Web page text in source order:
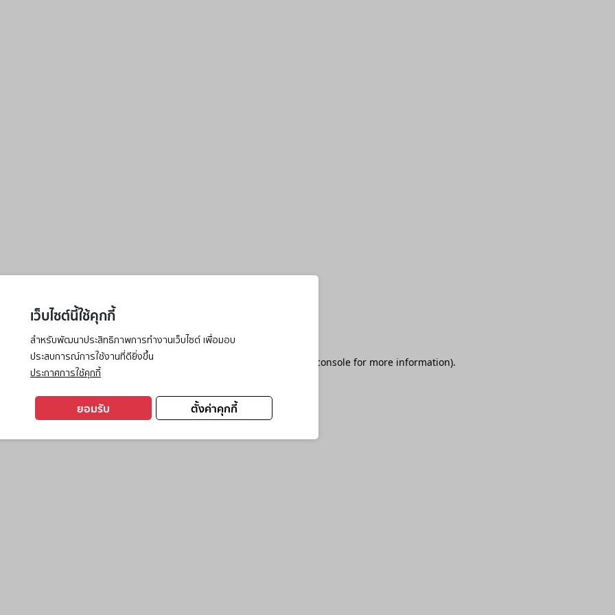
เว็บไซต์นี้ใช้คุกกี้
สำหรับพัฒนาประสิทธิภาพการทำงานเว็บไซต์ เพื่อมอบ
ประสบการณ์การใช้งานที่ดียิ่งขึ้น
ประกาศการใช้คุกกี้
ตั้งค่าคุกกี้
ยอมรับ
has occurred while loading browser console for more information).